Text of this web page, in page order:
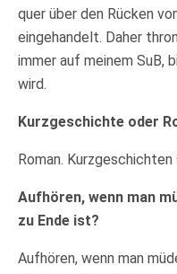
quer über den Rücken
eingehandelt. Daher
immer auf meinem SuB,
wird.
Kurzgeschichte oder
Roman.
Aufhören, wenn man
zu Ende ist?
Aufhören, wenn man